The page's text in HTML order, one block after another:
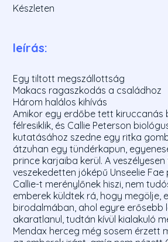
Készleten
leírás:
Egy tiltott megszállottság
Makacs ragaszkodás a családhoz
Három halálos kihívás
Amikor egy erdőbe tett kiruccanás
félresiklik, és Callie Peterson
kutatásához szedne egy ritka
átzuhan egy tündérkapun,
prince karjaiba kerül. A
veszekedetten jóképű Unseelie
Callie-t merénylőnek hiszi, nem
emberek küldtek rá, hogy megölje,
birodalmában, ahol egyre erősebb
akaratlanul, tudtán kívül kialakuló
Mendax herceg még sosem érzett